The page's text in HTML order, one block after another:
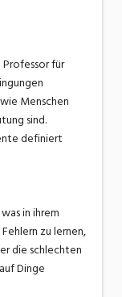
für
Menschen
sind.
definiert
in ihrem
zu lernen,
die schlechten
Dinge